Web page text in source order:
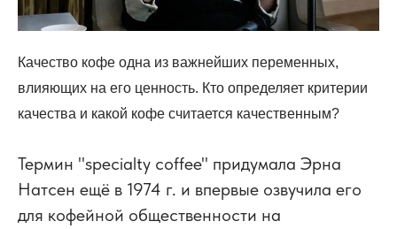
Качество кофе одна из важнейших переменных,
влияющих на его ценность. Кто определяет критерии
качества и какой кофе считается качественным?
Термин "specialty coffee" придумала Эрна
Натсен ещё в 1974 г. и впервые озвучила его
для кофейной общественности на